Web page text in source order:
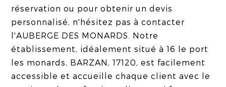
réservation ou pour obtenir un devis
personnalisé, n'hésitez pas à contacter
l'AUBERGE DES MONARDS. Notre
établissement, idéalement situé à 16 le port
les monards, BARZAN, 17120, est facilement
accessible et accueille chaque client avec le